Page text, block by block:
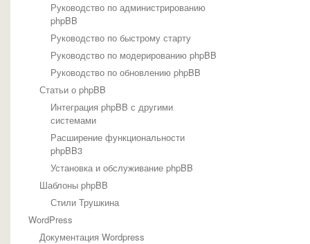
Руководство по администрированию
phpBB
Руководство по быстрому старту
Руководство по модерированию phpBB
Руководство по обновлению phpBB
Статьи о phpBB
Интеграция phpBB с другими
системами
Расширение функциональности
phpBB3
Установка и обслуживание phpBB
Шаблоны phpBB
Стили Трушкина
WordPress
Документация Wordpress